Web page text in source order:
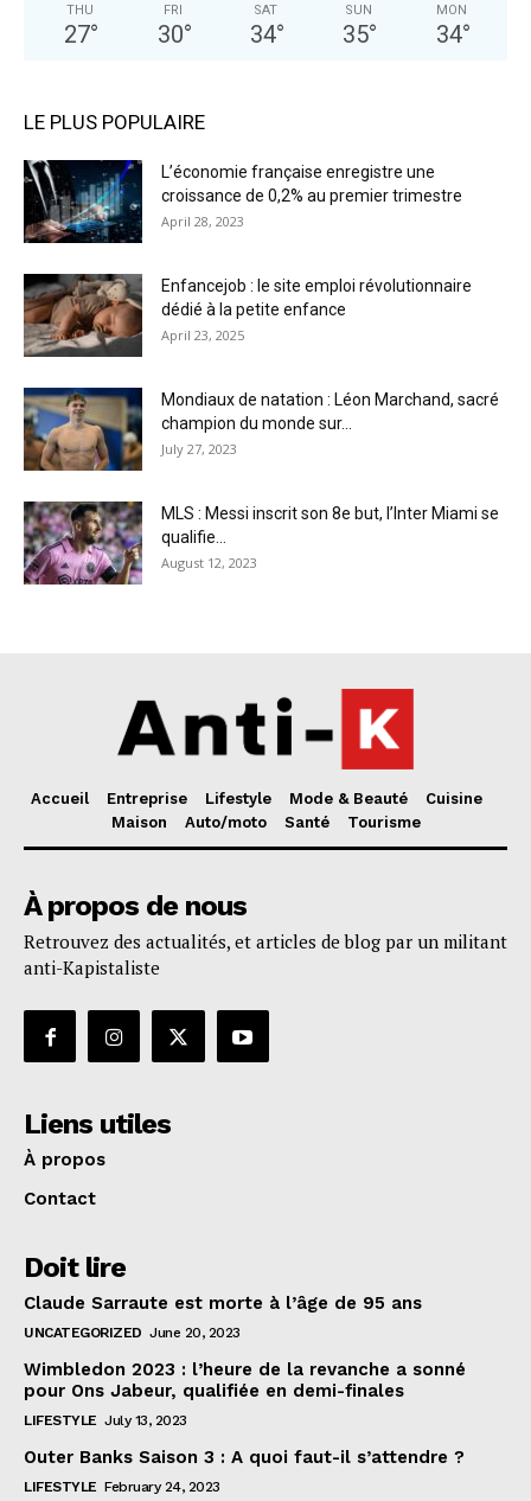
THU
27°
FRI
30°
SAT
34°
SUN
35°
MON
34°
LE PLUS POPULAIRE
L’économie française enregistre une
croissance de 0,2% au premier trimestre
April 28, 2023
Enfancejob : le site emploi révolutionnaire
dédié à la petite enfance
April 23, 2025
Mondiaux de natation : Léon Marchand, sacré
champion du monde sur...
July 27, 2023
MLS : Messi inscrit son 8e but, l’Inter Miami se
qualifie...
August 12, 2023
Accueil Entreprise Lifestyle Mode & Beauté
Cuisine
Maison
Auto/moto Santé Tourisme
À propos de nous
Retrouvez des actualités, et articles de blog par un militant
anti-Kapistaliste
Liens utiles
À propos
Contact
Doit lire
Claude Sarraute est morte à l’âge de 95 ans
UNCATEGORIZED June 20, 2023
Wimbledon 2023 : l’heure de la revanche a sonné
pour Ons Jabeur, qualifiée en demi-finales
LIFESTYLE July 13, 2023
Outer Banks Saison 3 : A quoi faut-il s’attendre ?
LIFESTYLE February 24, 2023